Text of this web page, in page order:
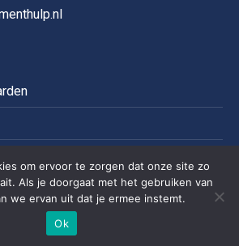
om ervoor te zorgen dat onze site zo
Als je doorgaat met het gebruiken van
we ervan uit dat je ermee instemt.
Ok